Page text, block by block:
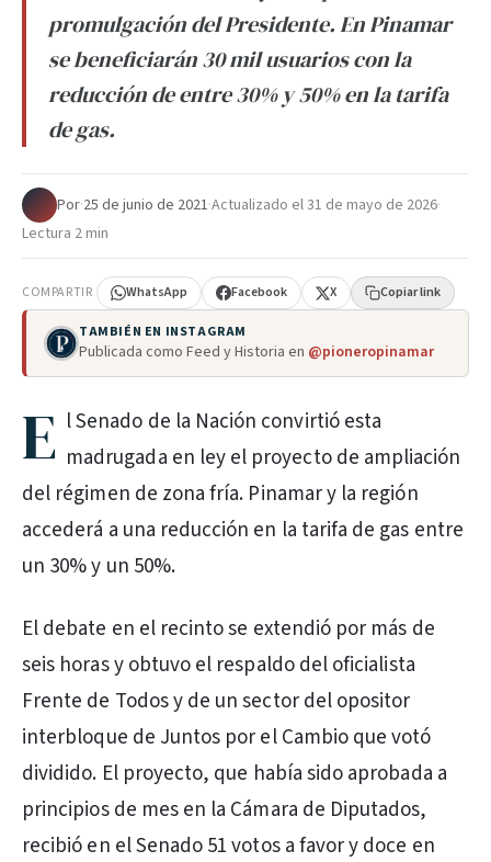
promulgación del Presidente. En Pinamar
se beneficiarán 30 mil usuarios con la
reducción de entre 30% y 50% en la tarifa
de gas.
Por·25 de junio de 2021·Actualizado el31 de mayo de 2026·
Lectura 2 min
COMPARTIR WhatsApp Facebook X Copiar link
TAMBIÉN EN INSTAGRAM
Publicada como Feed y Historia en @pioneropinamar
E l Senado de la Nación convirtió esta
madrugada en ley el proyecto de ampliación
del régimen de zona fría. Pinamar y la región
accederá a una reducción en la tarifa de gas entre
un 30% y un 50%.
El debate en el recinto se extendió por más de
seis horas y obtuvo el respaldo del oficialista
Frente de Todos y de un sector del opositor
interbloque de Juntos por el Cambio que votó
dividido. El proyecto, que había sido aprobada a
principios de mes en la Cámara de Diputados,
recibió en el Senado 51 votos a favor y doce en